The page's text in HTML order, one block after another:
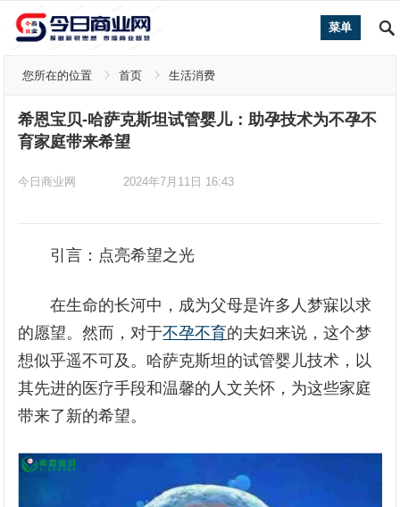
菜单
您所在的位置 首页 生活消费
希恩宝贝-哈萨克斯坦试管婴儿：助孕技术为不孕不
育家庭带来希望
今日商业网 2024年7月11日 16:43
引言：点亮希望之光
在生命的长河中，成为父母是许多人梦寐以求
的愿望。然而，对于不孕不育的夫妇来说，这个梦
想似乎遥不可及。哈萨克斯坦的试管婴儿技术，以
其先进的医疗手段和温馨的人文关怀，为这些家庭
带来了新的希望。